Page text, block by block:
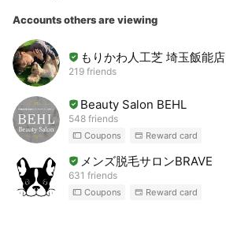
Accounts others are viewing
もりかわ人工芝 埼玉飯能店
219 friends
Beauty Salon BEHL
548 friends
Coupons Reward card
メンズ脱毛サロンBRAVE
631 friends
Coupons Reward card